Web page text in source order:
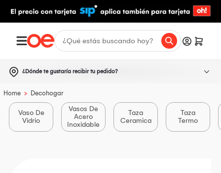
¿Dónde te gustaría recibir tu pedido?
Home > Decohogar
Vaso De
Vidrio
Vasos De
Acero
Inoxidable
Taza
Ceramica
Taza
Termo